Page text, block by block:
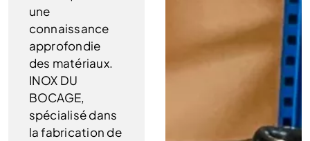
une
connaissance
approfondie
des matériaux.
INOX DU
BOCAGE,
spécialisé dans
la fabrication de